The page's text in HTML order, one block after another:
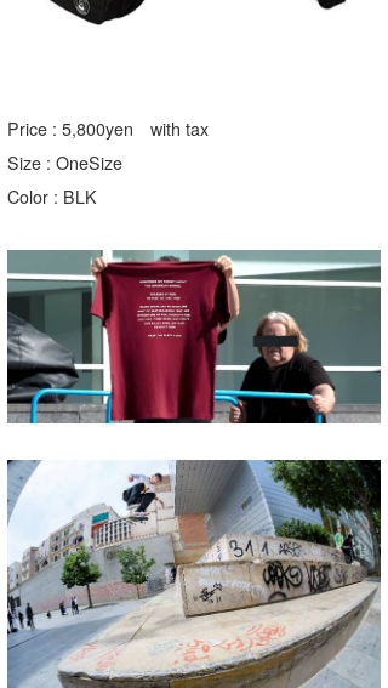
Price : 5,800yen with tax
Size : OneSize
Color : BLK